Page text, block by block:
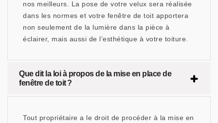
nos meilleurs. La pose de votre velux sera réalisée
dans les normes et votre fenêtre de toit apportera
non seulement de la lumière dans la pièce à
éclairer, mais aussi de l’esthétique à votre toiture.
Que dit la loi à propos de la mise en place de
fenêtre de toit ?
Tout propriétaire a le droit de procéder à la mise en